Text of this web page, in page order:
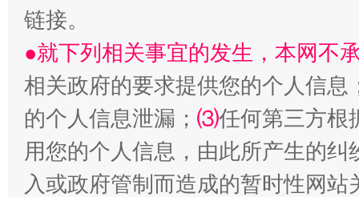
“刷贴”乱象丛生
生
链接。
●就下列相关事宜的发生，本网不
相关政府的要求提供您的个人信息
的个人信息泄漏； ⑶任何第三方根
用您的个人信息，由此所产生的纠
入或政府管制而造成的暂时性网